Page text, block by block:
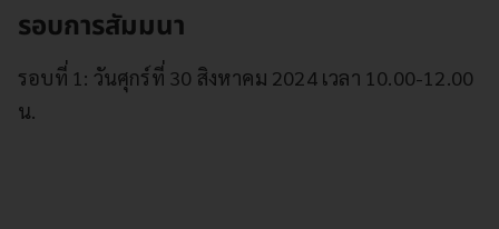
รอบการสัมมนา
รอบที่ 1: วันศุกร์ที่ 30 สิงหาคม 2024 เวลา 10.00-12.00
น.